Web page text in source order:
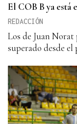
El COB B ya está
REDACCIÓN
Los de Juan
superado desde